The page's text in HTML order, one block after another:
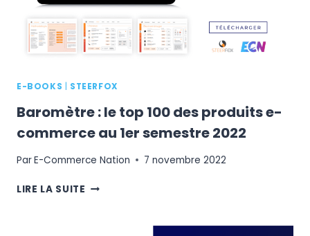
E-BOOKS STEERFOX
Baromètre : le top 100 des produits e-
commerce au 1er semestre 2022
ParE-Commerce Nation 7 novembre 2022
LIRE LA SUITE BAROMÈTRE